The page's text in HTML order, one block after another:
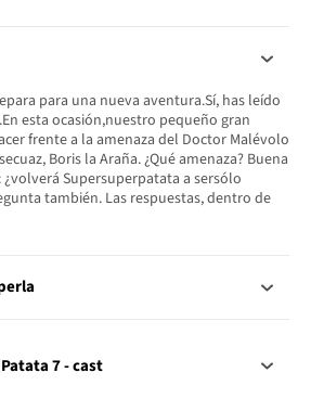
para una nueva aventura.Sí, has leído
esta ocasión,nuestro pequeño gran
frente a la amenaza del Doctor Malévolo
Boris la Araña. ¿Qué amenaza? Buena
Supersuperpatata a sersólo
también. Las respuestas, dentro de
7 - cast